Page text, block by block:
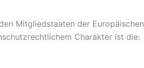
Mitgliedstaaten der Europäischen
Charakter ist die: